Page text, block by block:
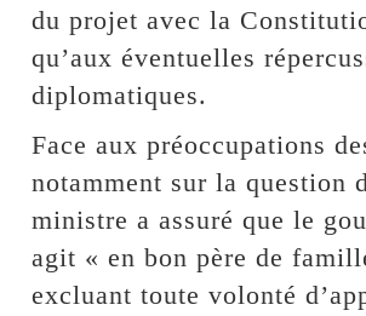
du projet avec la
qu’aux éventuelles
diplomatiques.
Face aux préoccupations
notamment sur la question
ministre a assuré que le
agit « en bon père de
excluant toute volonté